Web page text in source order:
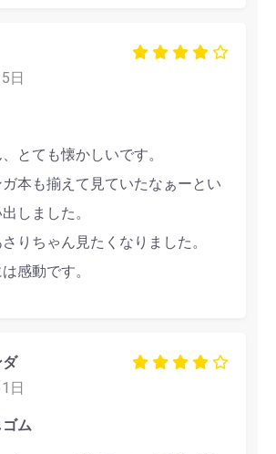
日
とても懐かしいです。
本も揃えて見ていたなぁーとい
しました。
さりちゃん見たくなりました。
感動です。
日
ム